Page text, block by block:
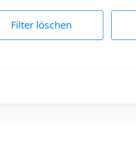
Filter löschen